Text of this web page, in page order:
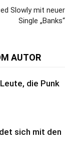
Slowly mit neuer
Single „Banks“
AUTOR
die Punk
sich mit den